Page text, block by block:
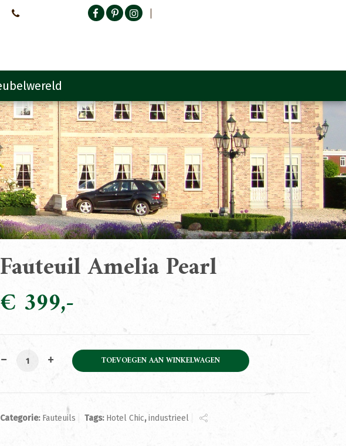
Fauteuil Amelia Pearl
€ 399
Fauteuil Amelia Pearl aantalTOEVOEGEN AAN WINKELWAGEN
Categorie: Fauteuils Tags: Hotel Chic,industrieel